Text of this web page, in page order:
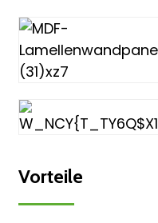
Vorteile